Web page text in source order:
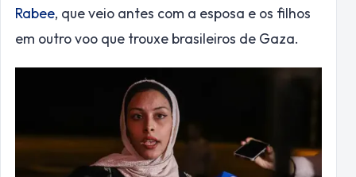
Rabee, que veio antes com a esposa e os filhos
em outro voo que trouxe brasileiros de Gaza.